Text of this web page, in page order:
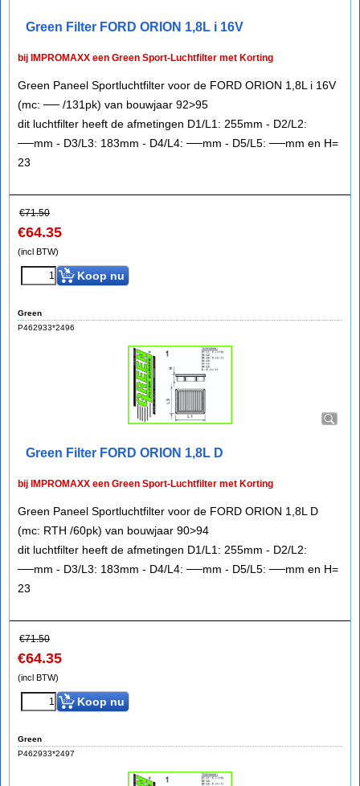
Green Filter FORD ORION 1,8L i 16V
bij IMPROMAXX een Green Sport-Luchtfilter met Korting
Green Paneel Sportluchtfilter voor de FORD ORION 1,8L i 16V
(mc: ── /131pk) van bouwjaar 92>95
dit luchtfilter heeft de afmetingen D1/L1: 255mm - D2/L2:
──mm - D3/L3: 183mm - D4/L4: ──mm - D5/L5: ──mm en H=
23
€71.50
€64.35
(incl BTW)
Koop nu
Green
P462933*2496
Green Filter FORD ORION 1,8L D
bij IMPROMAXX een Green Sport-Luchtfilter met Korting
Green Paneel Sportluchtfilter voor de FORD ORION 1,8L D
(mc: RTH /60pk) van bouwjaar 90>94
dit luchtfilter heeft de afmetingen D1/L1: 255mm - D2/L2:
──mm - D3/L3: 183mm - D4/L4: ──mm - D5/L5: ──mm en H=
23
€71.50
€64.35
(incl BTW)
Koop nu
Green
P462933*2497